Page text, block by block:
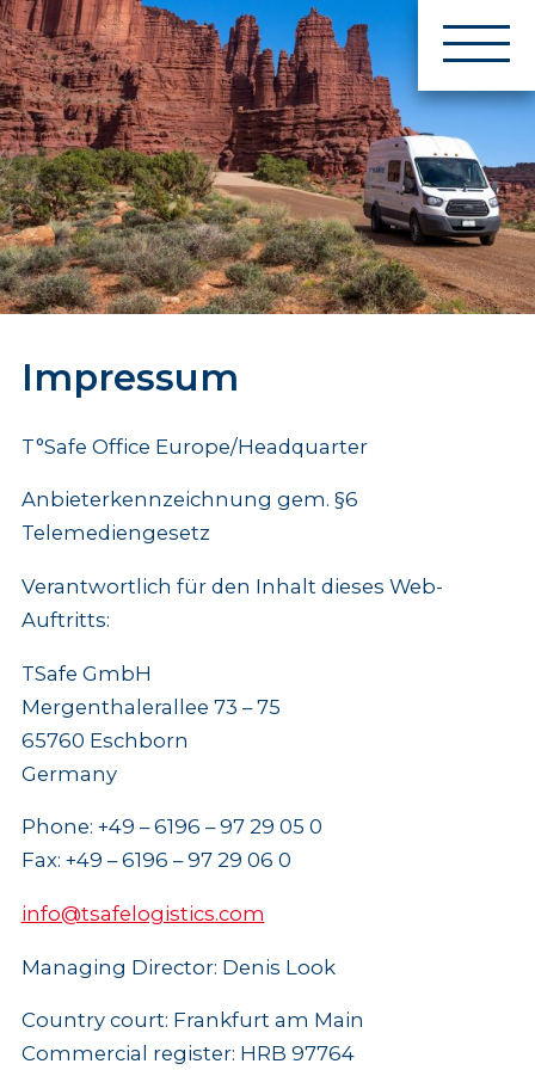
Impressum
T°Safe Office Europe/Headquarter
Anbieterkennzeichnung gem. §6
Telemediengesetz
Verantwortlich für den Inhalt dieses Web-
Auftritts:
TSafe GmbH
Mergenthalerallee 73 – 75
65760 Eschborn
Germany
Phone: +49 – 6196 – 97 29 05 0
Fax: +49 – 6196 – 97 29 06 0
info@tsafelogistics.com
Managing Director: Denis Look
Country court: Frankfurt am Main
Commercial register: HRB 97764